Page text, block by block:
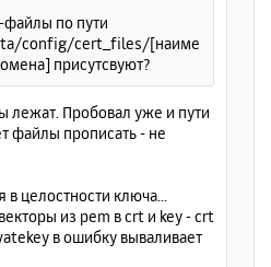
по пути
config/cert_files/[наиме
присутсвуют?
лежат. Пробовал уже и пути
файлы прописать - не
целостности ключа...
из pem в crt и key - crt
в ошибку вываливает